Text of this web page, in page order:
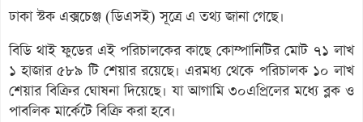
ঢাকা স্টক এক্সচেঞ্জ (ডিএসই) সূত্রে এ তথ্য জানা গেছে।
বিডি থাই ফুডের এই পরিচালকের কাছে কোম্পানিটির মোট ৭১ লাখ
১ হাজার ৫৮৯ টি শেয়ার রয়েছে। এরমধ্য থেকে পরিচালক ১০ লাখ
শেয়ার বিক্রির ঘোষনা দিয়েছে। যা আগামি ৩০এপ্রিলের মধ্যে ব্লক ও
পাবলিক মার্কেটে বিক্রি করা হবে।